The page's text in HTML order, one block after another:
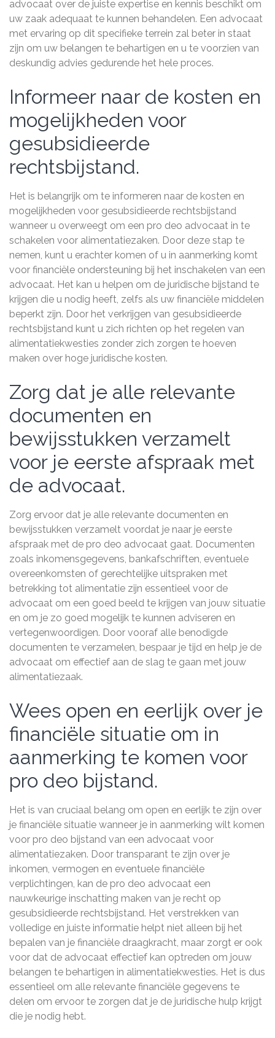
advocaat over de juiste expertise en kennis beschikt om
uw zaak adequaat te kunnen behandelen. Een advocaat
met ervaring op dit specifieke terrein zal beter in staat
zijn om uw belangen te behartigen en u te voorzien van
deskundig advies gedurende het hele proces.
Informeer naar de kosten en
mogelijkheden voor
gesubsidieerde
rechtsbijstand.
Het is belangrijk om te informeren naar de kosten en
mogelijkheden voor gesubsidieerde rechtsbijstand
wanneer u overweegt om een pro deo advocaat in te
schakelen voor alimentatiezaken. Door deze stap te
nemen, kunt u erachter komen of u in aanmerking komt
voor financiële ondersteuning bij het inschakelen van een
advocaat. Het kan u helpen om de juridische bijstand te
krijgen die u nodig heeft, zelfs als uw financiële middelen
beperkt zijn. Door het verkrijgen van gesubsidieerde
rechtsbijstand kunt u zich richten op het regelen van
alimentatiekwesties zonder zich zorgen te hoeven
maken over hoge juridische kosten.
Zorg dat je alle relevante
documenten en
bewijsstukken verzamelt
voor je eerste afspraak met
de advocaat.
Zorg ervoor dat je alle relevante documenten en
bewijsstukken verzamelt voordat je naar je eerste
afspraak met de pro deo advocaat gaat. Documenten
zoals inkomensgegevens, bankafschriften, eventuele
overeenkomsten of gerechtelijke uitspraken met
betrekking tot alimentatie zijn essentieel voor de
advocaat om een goed beeld te krijgen van jouw situatie
en om je zo goed mogelijk te kunnen adviseren en
vertegenwoordigen. Door vooraf alle benodigde
documenten te verzamelen, bespaar je tijd en help je de
advocaat om effectief aan de slag te gaan met jouw
alimentatiezaak.
Wees open en eerlijk over je
financiële situatie om in
aanmerking te komen voor
pro deo bijstand.
Het is van cruciaal belang om open en eerlijk te zijn over
je financiële situatie wanneer je in aanmerking wilt komen
voor pro deo bijstand van een advocaat voor
alimentatiezaken. Door transparant te zijn over je
inkomen, vermogen en eventuele financiële
verplichtingen, kan de pro deo advocaat een
nauwkeurige inschatting maken van je recht op
gesubsidieerde rechtsbijstand. Het verstrekken van
volledige en juiste informatie helpt niet alleen bij het
bepalen van je financiële draagkracht, maar zorgt er ook
voor dat de advocaat effectief kan optreden om jouw
belangen te behartigen in alimentatiekwesties. Het is dus
essentieel om alle relevante financiële gegevens te
delen om ervoor te zorgen dat je de juridische hulp krijgt
die je nodig hebt.